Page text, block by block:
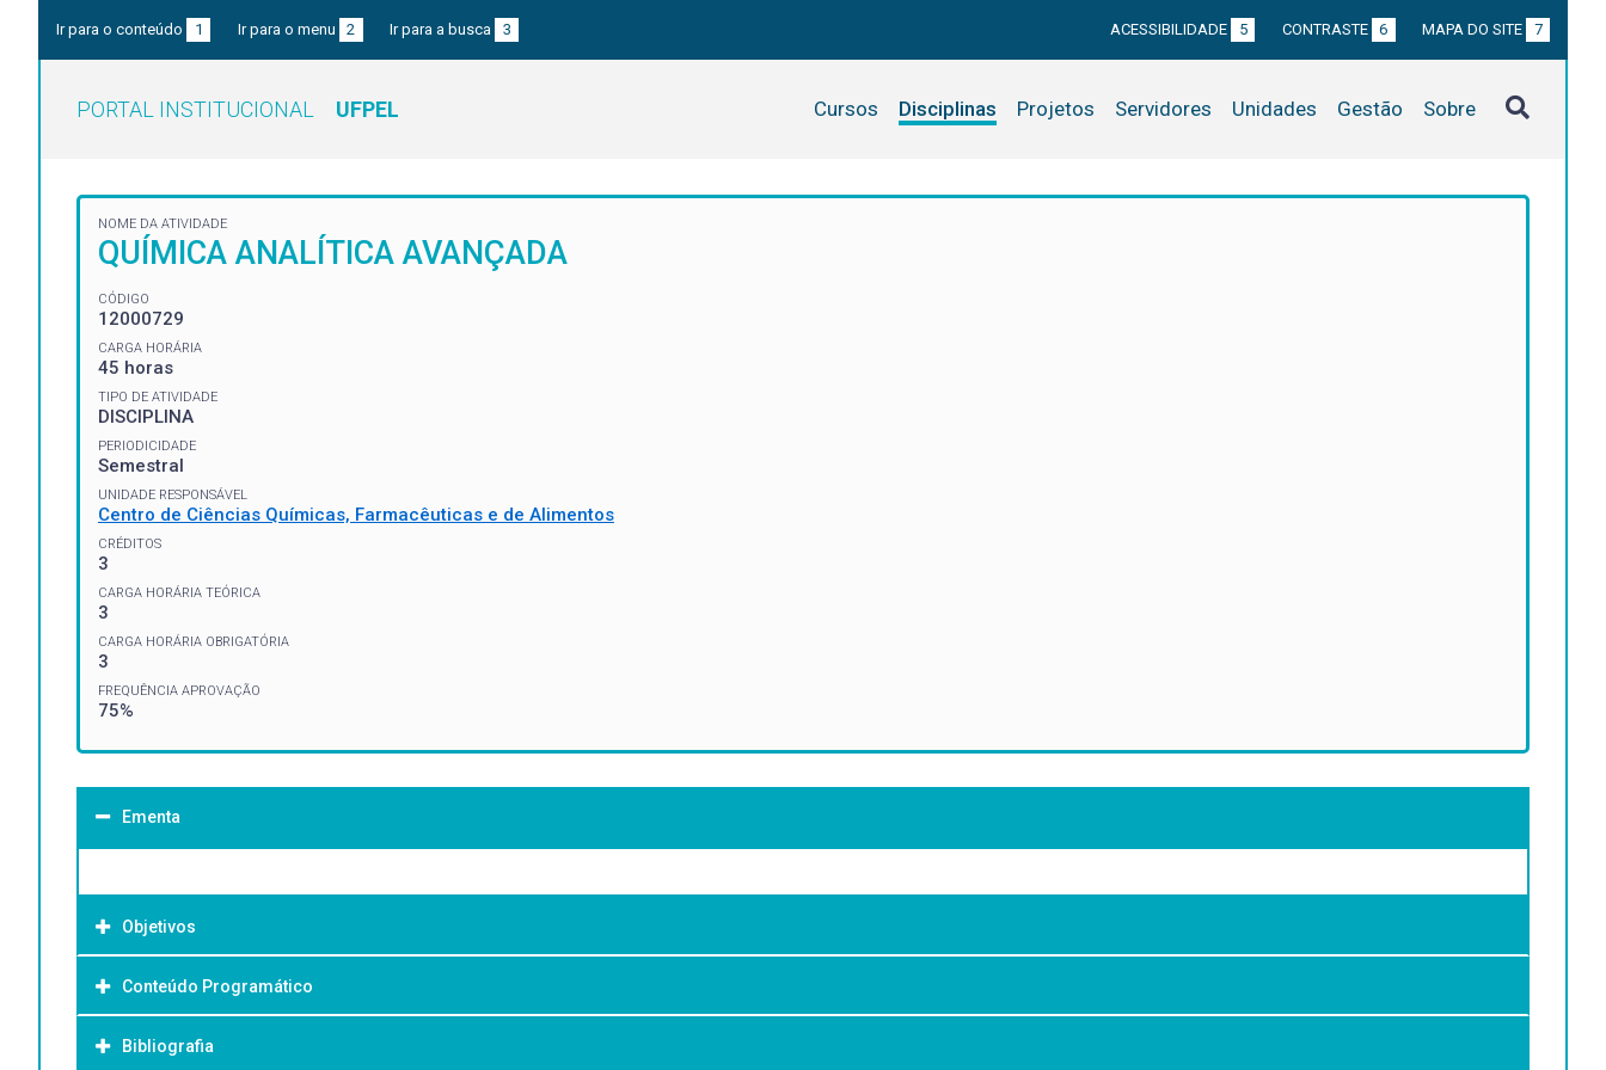
Ir para o conteúdo 1 Ir para o menu 2 Ir para a busca 3 ACESSIBILIDADE 5 CONTRASTE 6 MAPA DO SITE 7
PORTAL INSTITUCIONAL UFPEL Cursos Disciplinas Projetos Servidores Unidades Gestão Sobre
NOME DA ATIVIDADE
QUÍMICA ANALÍTICA AVANÇADA
CÓDIGO
12000729
CARGA HORÁRIA
45 horas
TIPO DE ATIVIDADE
DISCIPLINA
PERIODICIDADE
Semestral
UNIDADE RESPONSÁVEL
Centro de Ciências Químicas, Farmacêuticas e de Alimentos
CRÉDITOS
3
CARGA HORÁRIA TEÓRICA
3
CARGA HORÁRIA OBRIGATÓRIA
3
FREQUÊNCIA APROVAÇÃO
75%
Ementa
Objetivos
Objetivo Geral:
Conteúdo Programático
Bibliografia